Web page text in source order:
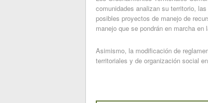
comunidades analizan su territorio,
posibles proyectos de manejo de
manejo que se pondrán en marcha
Asimismo, la modificación de
territoriales y de organización social